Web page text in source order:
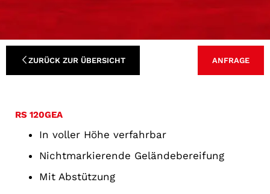
ZURÜCK ZUR ÜBERSICHT ANFRAGE
RS 120GEA
In voller Höhe verfahrbar
Nichtmarkierende Geländebereifung
Mit Abstützung